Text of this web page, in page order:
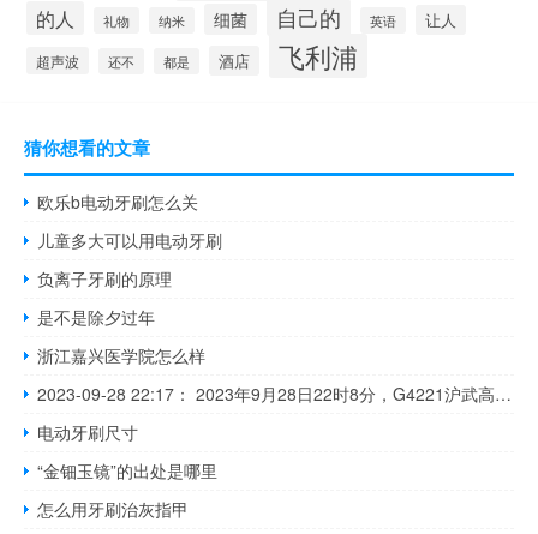
的人 礼物 纳米 细菌 自己的 英语 让人
超声波 还不 都是 酒店 飞利浦
猜你想看的文章
欧乐b电动牙刷怎么关
儿童多大可以用电动牙刷
负离子牙刷的原理
是不是除夕过年
浙江嘉兴医学院怎么样
2023-09-28 22:17： 2023年9月28日22时8分，G4221沪武高速无锡段由于车流量大，由上海往武汉方向103K至121K离江阴新桥服务区1公里附近现场车多缓行。2023年9月28日22时7分，G4221沪武高速苏州段由于车流量大，由上海往武汉方向81K至96K过常熟北收费站5公里附近现场车多缓行。 ​​​
电动牙刷尺寸
“金钿玉镜”的出处是哪里
怎么用牙刷治灰指甲